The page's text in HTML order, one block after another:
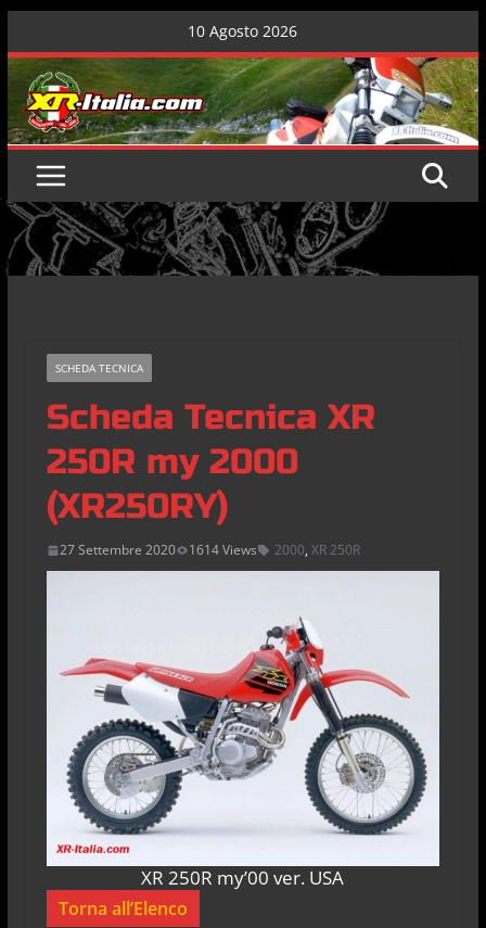
content
10 Agosto 2026
SCHEDA TECNICA
Scheda Tecnica XR
250R my 2000
(XR250RY)
27 Settembre 2020 1614 Views 2000, XR 250R
XR 250R my’00 ver. USA
Torna all’Elenco